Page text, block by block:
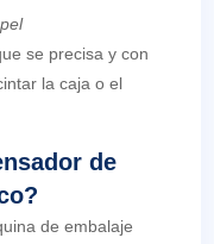
se precisa y con
la caja o el
de
de embalaje